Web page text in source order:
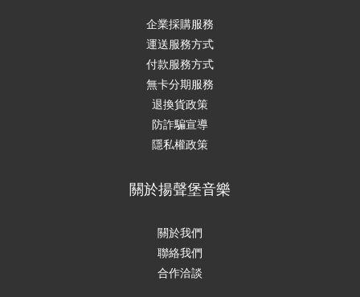
企業採購服務
運送服務方式
付款服務方式
無卡分期服務
退換貨政策
防詐騙宣導
隱私權政策
關於揚聲堡音樂
關於我們
聯絡我們
合作洽談